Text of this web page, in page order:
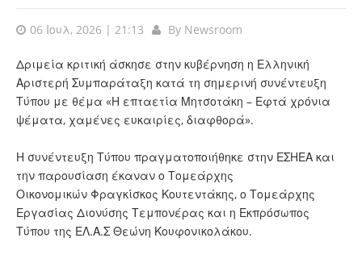
06 Ιουλ, 2026 | 21:13 By Newsroom
Δριμεία κριτική άσκησε στην κυβέρνηση η Ελληνική
Αριστερή Συμπαράταξη κατά τη σημερινή συνέντευξη
Τύπου με θέμα «Η επταετία Μητσοτάκη – Εφτά χρόνια
ψέματα, χαμένες ευκαιρίες, διαφθορά».
Η συνέντευξη Τύπου πραγματοποιήθηκε στην ΕΣΗΕΑ και
την παρουσίαση έκαναν ο Τομεάρχης
Οικονομικών Φραγκίσκος Κουτεντάκης, ο Τομεάρχης
Εργασίας Διονύσης Τεμπονέρας και η Εκπρόσωπος
Τύπου της ΕΛ.Α.Σ Θεώνη Κουφονικολάκου.